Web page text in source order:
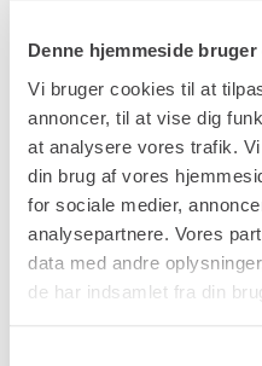
Denne hjemmeside
Vi bruger cookies til at
annoncer, til at vise dig
at analysere vores trafik.
din brug af vores
for sociale medier,
analysepartnere. Vores
data med andre
de har indsamlet fra din
Ekskl. moms
Pallegafler med New